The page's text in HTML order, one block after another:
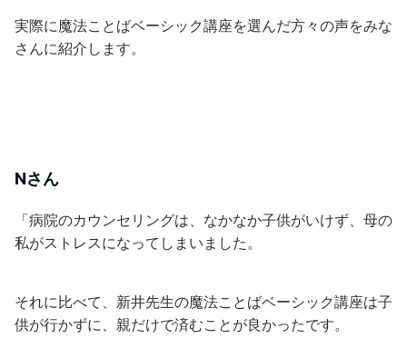
実際に魔法ことばベーシック講座を選んだ方々の声をみな
さんに紹介します。
Nさん
「病院のカウンセリングは、なかなか子供がいけず、母の
私がストレスになってしまいました。
それに比べて、新井先生の魔法ことばベーシック講座は子
供が行かずに、親だけで済むことが良かったです。